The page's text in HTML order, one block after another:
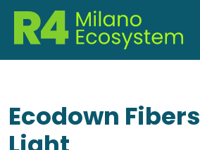
Ecodown Fibers